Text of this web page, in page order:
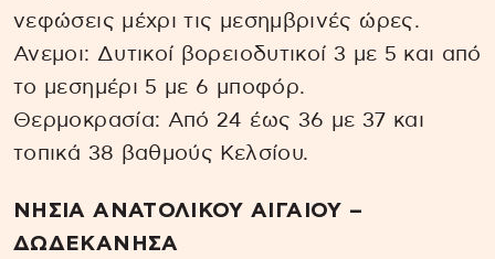
νεφώσεις μέχρι τις μεσημβρινές ώρες.
Ανεμοι: Δυτικοί βορειοδυτικοί 3 με 5 και από
το μεσημέρι 5 με 6 μποφόρ.
Θερμοκρασία: Από 24 έως 36 με 37 και
τοπικά 38 βαθμούς Κελσίου.
ΝΗΣΙΑ ΑΝΑΤΟΛΙΚΟΥ ΑΙΓΑΙΟΥ –
ΔΩΔΕΚΑΝΗΣΑ